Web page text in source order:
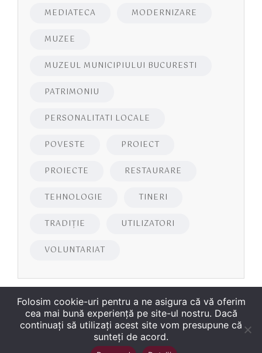
MEDIATECA MODERNIZARE
MUZEE
MUZEUL MUNICIPIULUI BUCURESTI
PATRIMONIU
PERSONALITATI LOCALE
POVESTE PROIECT
PROIECTE RESTAURARE
TEHNOLOGIE TINERI
TRADIȚIE UTILIZATORI
VOLUNTARIAT
Folosim cookie-uri pentru a ne asigura că vă oferim
cea mai bună experiență pe site-ul nostru. Dacă
continuați să utilizați acest site vom presupune că
sunteți de acord.